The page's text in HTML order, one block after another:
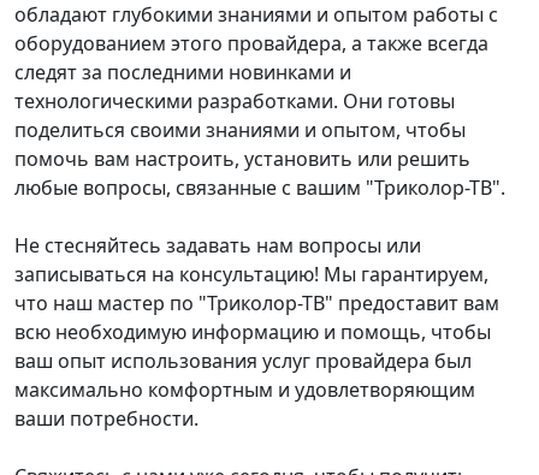
обладают глубокими знаниями и опытом работы с
оборудованием этого провайдера, а также всегда
следят за последними новинками и
технологическими разработками. Они готовы
поделиться своими знаниями и опытом, чтобы
помочь вам настроить, установить или решить
любые вопросы, связанные с вашим "Триколор-ТВ".
Не стесняйтесь задавать нам вопросы или
записываться на консультацию! Мы гарантируем,
что наш мастер по "Триколор-ТВ" предоставит вам
всю необходимую информацию и помощь, чтобы
ваш опыт использования услуг провайдера был
максимально комфортным и удовлетворяющим
ваши потребности.